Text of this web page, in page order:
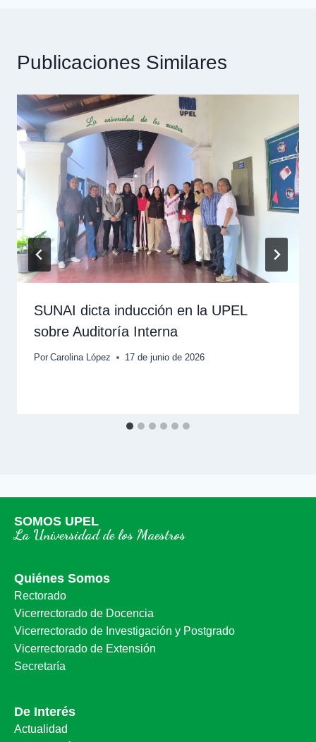
Publicaciones Similares
SUNAI dicta inducción en la UPEL
sobre Auditoría Interna
Por Carolina López 17 de junio de 2026
SOMOS UPEL
La Universidad de los Maestros
Quiénes Somos
Rectorado
Vicerrectorado de Docencia
Vicerrectorado de Investigación y Postgrado
Vicerrectorado de Extensión
Secretaría
De Interés
Actualidad